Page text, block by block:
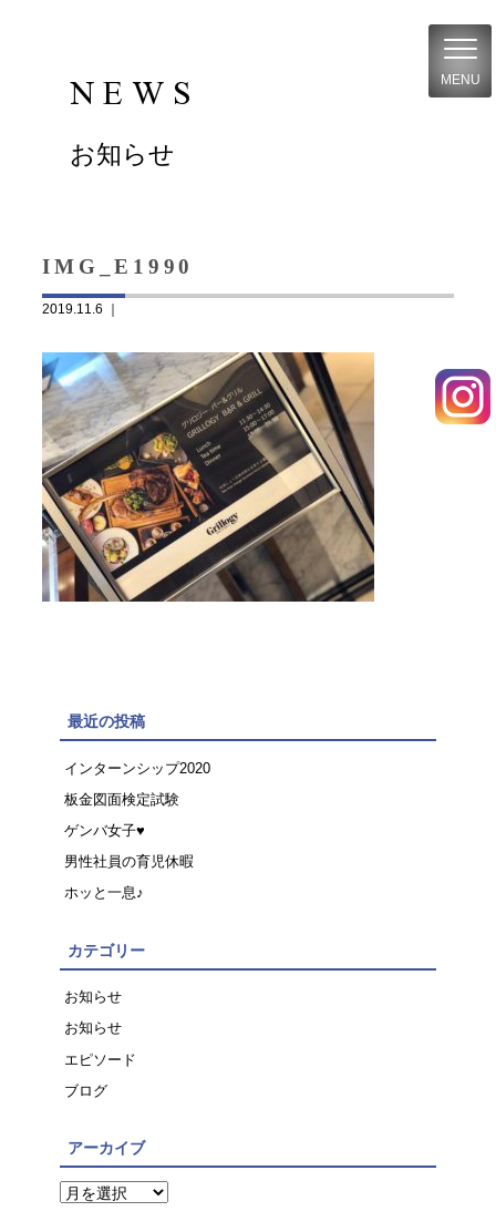
MENU
NEWS
お知らせ
IMG_E1990
2019.11.6 ｜
最近の投稿
インターンシップ2020
板金図面検定試験
ゲンバ女子♥
男性社員の育児休暇
ホッと一息♪
カテゴリー
お知らせ
お知らせ
エピソード
ブログ
アーカイブ